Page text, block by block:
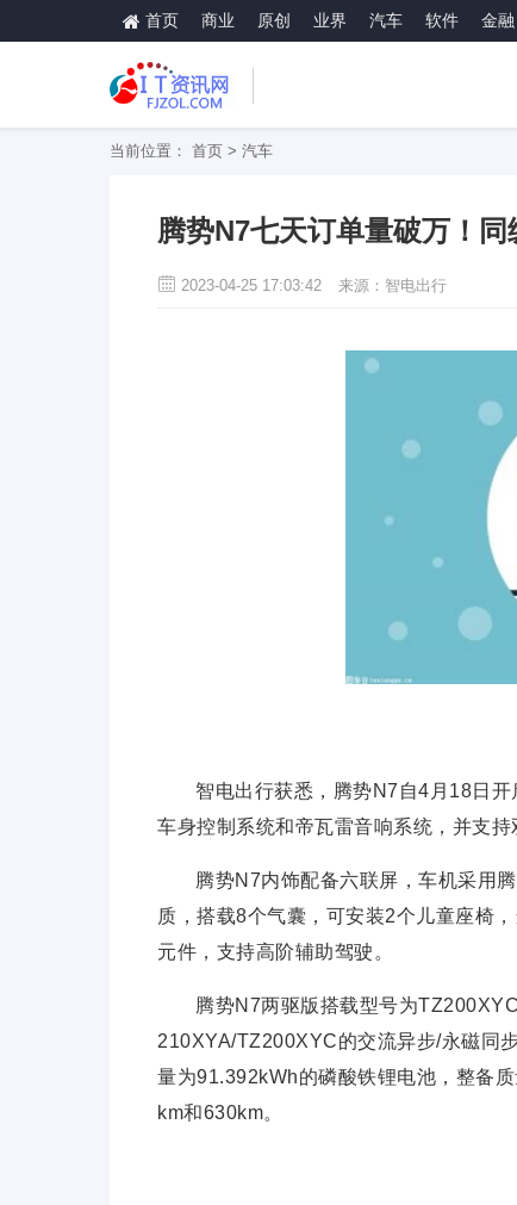
首页 商业 原创 业界 汽车 软件 金融
当前位置： 首页 > 汽车
腾势N7七天订单量破万！
2023-04-25 17:03:42 来源：智电出行
智电出行获悉，腾势N7自4月18日
车身控制系统和帝瓦雷音响系统，并支持
腾势N7内饰配备六联屏，车机采用
质，搭载8个气囊，可安装2个儿童座椅
元件，支持高阶辅助驾驶。
腾势N7两驱版搭载型号为
210XYA/TZ200XYC的交流异步/永磁同
量为91.392kWh的磷酸铁锂电池，整备
km和630km。